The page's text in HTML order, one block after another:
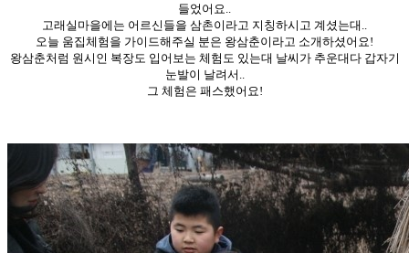
들었어요..
고래실마을에는 어르신들을 삼촌이라고 지칭하시고 계셨는대..
오늘 움집체험을 가이드해주실 분은 왕삼춘이라고 소개하셨어요!
왕삼춘처럼 원시인 복장도 입어보는 체험도 있는대 날씨가 추운대다 갑자기
눈발이 날려서..
그 체험은 패스했어요!